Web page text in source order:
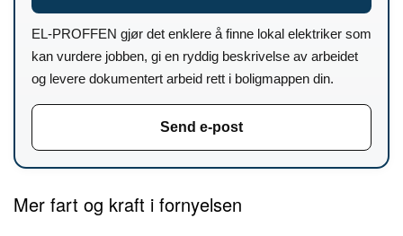
EL-PROFFEN gjør det enklere å finne lokal elektriker som
kan vurdere jobben, gi en ryddig beskrivelse av arbeidet
og levere dokumentert arbeid rett i boligmappen din.
Send e-post
Mer fart og kraft i fornyelsen